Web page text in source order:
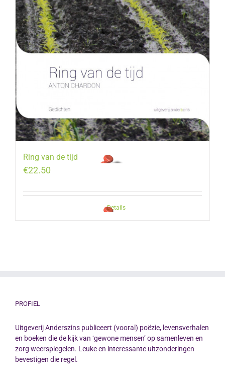
Ring van de tijd
€22.50
Details
PROFIEL
Uitgeverij Anderszins publiceert (vooral) poëzie, levensverhalen
en boeken die de kijk van ‘gewone mensen’ op samenleven en
zorg weerspiegelen. Leuke en interessante uitzonderingen
bevestigen die regel.